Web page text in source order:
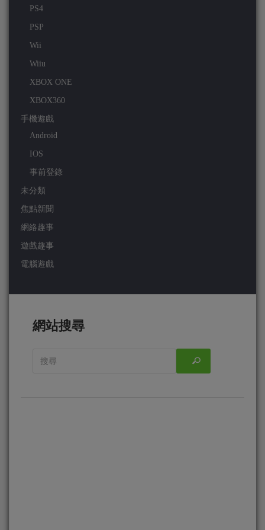
PS4
PSP
Wii
Wiiu
XBOX ONE
XBOX360
手機遊戲
Android
IOS
事前登錄
未分類
焦點新聞
網絡趣事
遊戲趣事
電腦遊戲
網站搜尋